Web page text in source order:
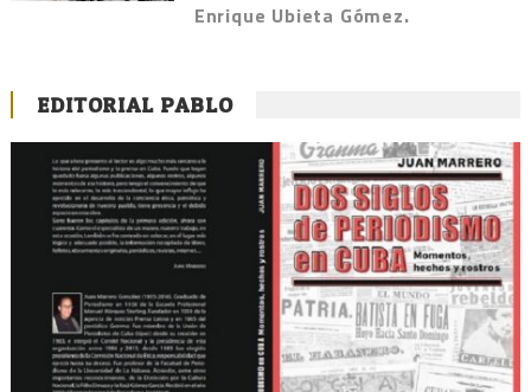
Enrique Ubieta Gómez.
EDITORIAL PABLO